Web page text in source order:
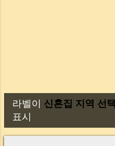
글
라벨이 신혼집 지역 선택
표시